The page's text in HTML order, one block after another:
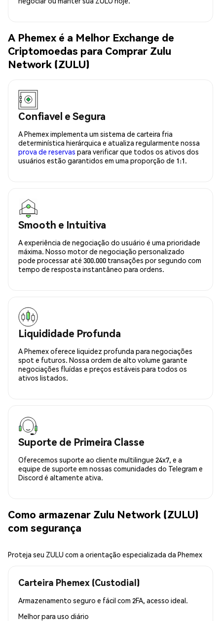
A Phemex é a Melhor Exchange de
Criptomoedas para Comprar Zulu
Network (ZULU)
Confiavel e Segura
A Phemex implementa um sistema de carteira fria
determinística hierárquica e atualiza regularmente nossa
prova de reservas para verificar que todos os ativos dos
usuários estão garantidos em uma proporção de 1:1.
Smooth e Intuitiva
A experiência de negociação do usuário é uma prioridade
máxima. Nosso motor de negociação personalizado
pode processar até 300.000 transações por segundo com
tempo de resposta instantâneo para ordens.
Liquididade Profunda
A Phemex oferece liquidez profunda para negociações
spot e futuros. Nossa ordem de alto volume garante
negociações fluídas e preços estáveis para todos os
ativos listados.
Suporte de Primeira Classe
Oferecemos suporte ao cliente multilingue 24x7, e a
equipe de suporte em nossas comunidades do Telegram e
Discord é altamente ativa.
Como armazenar Zulu Network (ZULU)
com segurança
Proteja seu ZULU com a orientação especializada da Phemex
Carteira Phemex (Custodial)
Armazenamento seguro e fácil com 2FA, acesso ideal.
Melhor para uso diário